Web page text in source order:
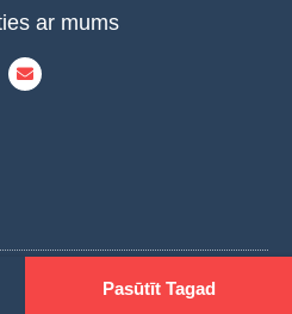
Pasūtīt Tagad
ar mums
Reserved | Powered by INOVAT